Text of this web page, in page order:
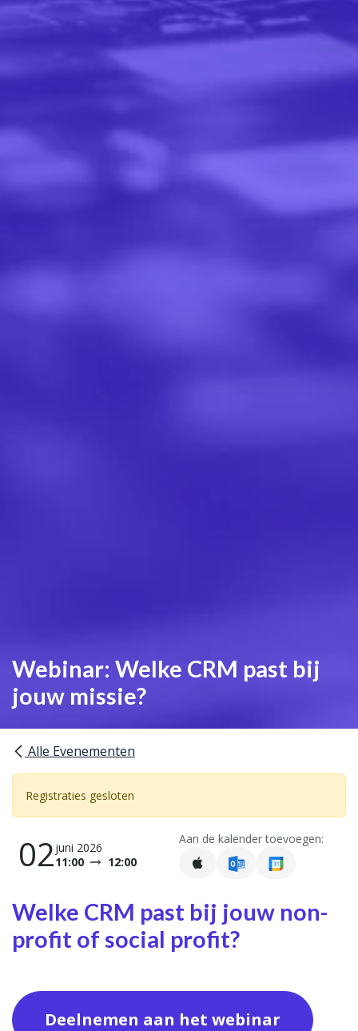
Webinar: Welke CRM past bij
jouw missie?
Alle Evenementen
Registraties gesloten
02juni 2026
11:00
12:00
Aan de kalender toevoegen:
Welke CRM past bij jouw non-
profit of social profit?
Deelnemen aan het webinar